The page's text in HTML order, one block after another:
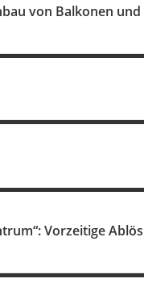
von Balkonen
Vorzeitige